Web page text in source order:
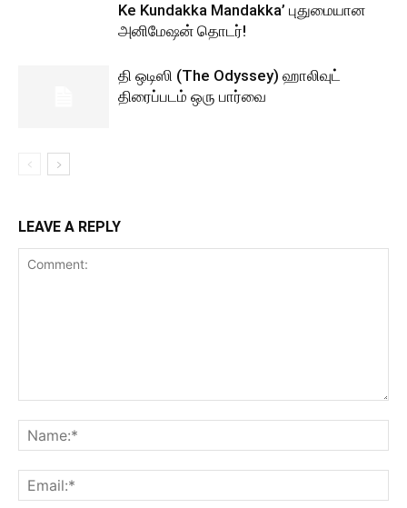
Ke Kundakka Mandakka’ புதுமையான
அனிமேஷன் தொடர்!
தி ஒடிஸி (The Odyssey) ஹாலிவுட்
திரைப்படம் ஒரு பார்வை
LEAVE A REPLY